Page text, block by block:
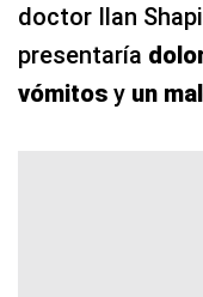
doctor Ilan
presentaría
vómitos y un